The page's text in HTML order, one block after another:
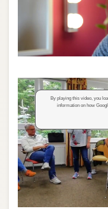
By playing this video, you
information on how